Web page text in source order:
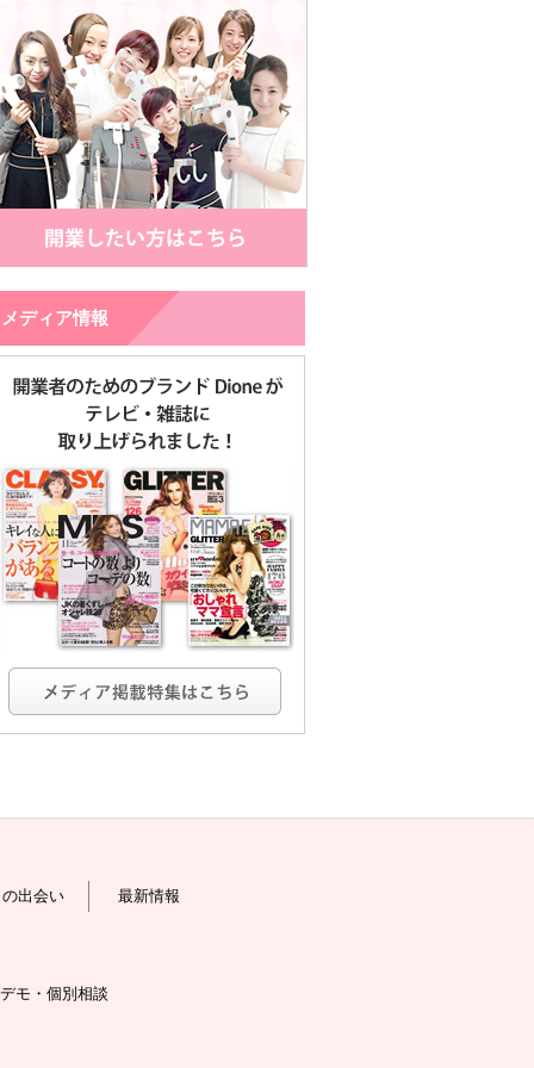
メディア情報
出会い 最新情報
モ・個別相談